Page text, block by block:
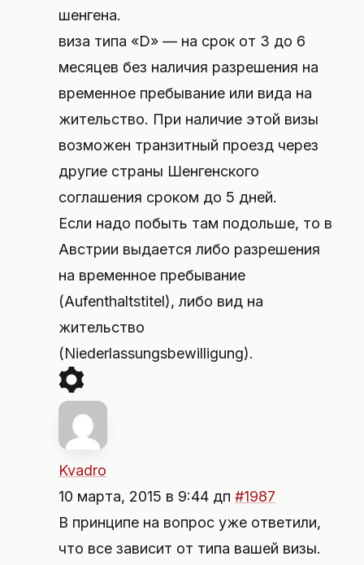
шенгена.
виза типа «D» — на срок от 3 до 6
месяцев без наличия разрешения на
временное пребывание или вида на
жительство. При наличие этой визы
возможен транзитный проезд через
другие страны Шенгенского
соглашения сроком до 5 дней.
Если надо побыть там подольше, то в
Австрии выдается либо разрешения
на временное пребывание
(Aufenthaltstitel), либо вид на
жительство
(Niederlassungsbewilligung).
Kvadro
10 марта, 2015 в 9:44 дп #1987
В принципе на вопрос уже ответили,
что все зависит от типа вашей визы.